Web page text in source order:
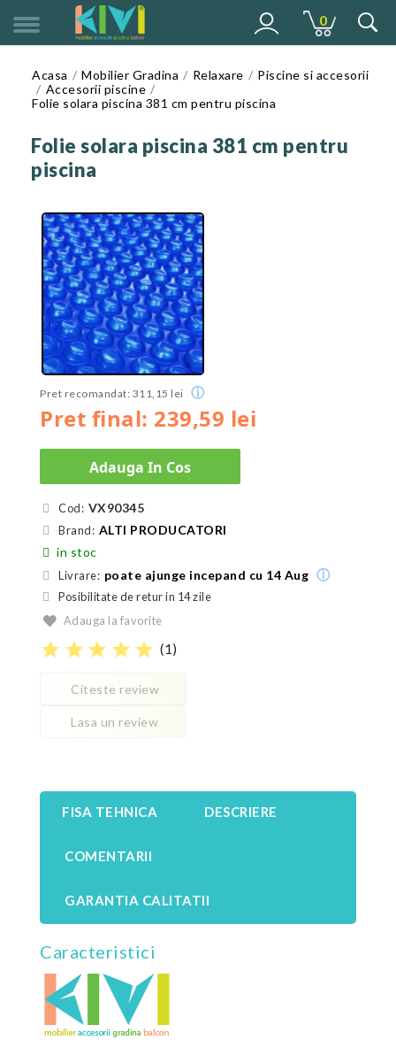
0
Acasa Mobilier Gradina Relaxare
Piscine si accesorii
Accesorii piscine
Folie solara piscina 381 cm pentru piscina
Folie solara piscina 381 cm pentru
piscina
Pret final: 239,59 lei
Pret recomandat: 311,15 lei ⓘ
Adauga In Cos
Cod: VX90345
Brand: ALTI PRODUCATORI
in stoc
Livrare: poate ajunge incepand cu 14 Aug ⓘ
Posibilitate de retur in 14 zile
Adauga la favorite
star star star star star (1)
Citeste review
Lasa un review
FISA TEHNICA DESCRIERE
COMENTARII
GARANTIA CALITATII
Caracteristici